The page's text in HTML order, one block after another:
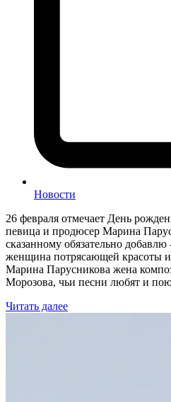
Новости
26 февраля отмечает День
певица и продюсер Марина
сказанному обязательно
женщина потрясающей красоты и
Марина Парусникова жена
Морозова, чьи песни любят и
Читать далее